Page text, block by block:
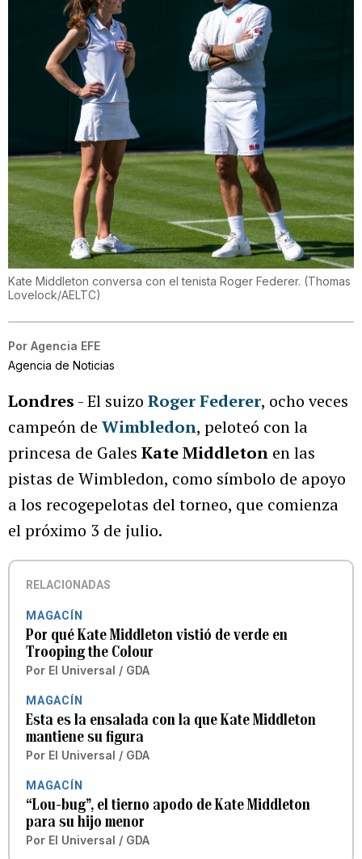
Kate Middleton conversa con el tenista Roger Federer. (Thomas
Lovelock/AELTC)
Por Agencia EFE
Agencia de Noticias
Londres - El suizo Roger Federer, ocho veces
campeón de Wimbledon, peloteó con la
princesa de Gales Kate Middleton en las
pistas de Wimbledon, como símbolo de apoyo
a los recogepelotas del torneo, que comienza
el próximo 3 de julio.
RELACIONADAS
MAGACÍN
Por qué Kate Middleton vistió de verde en
Trooping the Colour
Por El Universal / GDA
MAGACÍN
Esta es la ensalada con la que Kate Middleton
mantiene su figura
Por El Universal / GDA
MAGACÍN
“Lou-bug”, el tierno apodo de Kate Middleton
para su hijo menor
Por El Universal / GDA